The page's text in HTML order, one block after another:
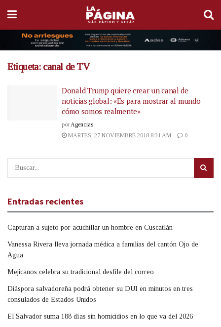
Etiqueta: canal de TV
Donald Trump quiere crear un canal de
noticias global: «Es para mostrar al mundo
cómo somos realmente»
por Agencias
MARTES, 27 NOVIEMBRE 2018 8:31 AM
0
Entradas recientes
Capturan a sujeto por acuchillar un hombre en Cuscatlán
Vanessa Rivera lleva jornada médica a familias del cantón Ojo de
Agua
Mejicanos celebra su tradicional desfile del correo
Diáspora salvadoreña podrá obtener su DUI en minutos en tres
consulados de Estados Unidos
El Salvador suma 188 días sin homicidios en lo que va del 2026